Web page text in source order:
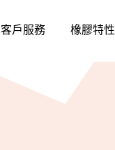
客戶服務 橡膠特性